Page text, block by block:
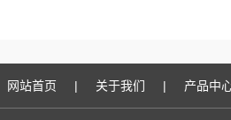
网站首页 | 关于我们 | 产品中